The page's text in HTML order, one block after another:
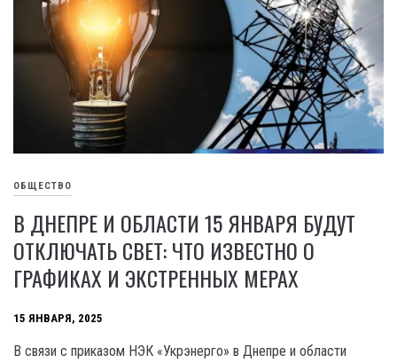
ОБЩЕСТВО
В ДНЕПРЕ И ОБЛАСТИ 15 ЯНВАРЯ БУДУТ
ОТКЛЮЧАТЬ СВЕТ: ЧТО ИЗВЕСТНО О
ГРАФИКАХ И ЭКСТРЕННЫХ МЕРАХ
15 ЯНВАРЯ, 2025
В связи с приказом НЭК «Укрэнерго» в Днепре и области